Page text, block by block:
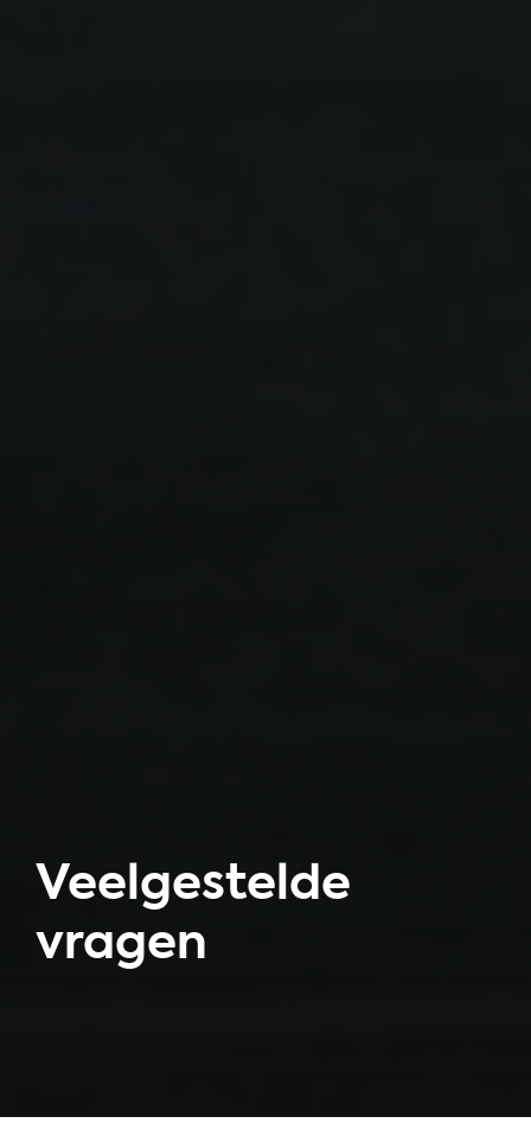
Veelgestelde
vragen